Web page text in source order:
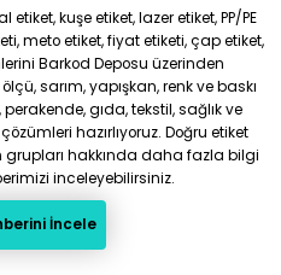
kuşe etiket, lazer etiket, PP/PE
meto etiket, fiyat etiketi, çap etiket,
Barkod Deposu üzerinden
sarım, yapışkan, renk ve baskı
gıda, tekstil, sağlık ve
hazırlıyoruz. Doğru etiket
grupları hakkında daha fazla bilgi
inceleyebilirsiniz.
İncele